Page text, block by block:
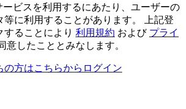
ービスを利用するにあたり、ユーザーの
等に利用することがあります。 上記登
ることにより 利用規約 および プライ
意したこととみなします。
の方はこちらからログイン